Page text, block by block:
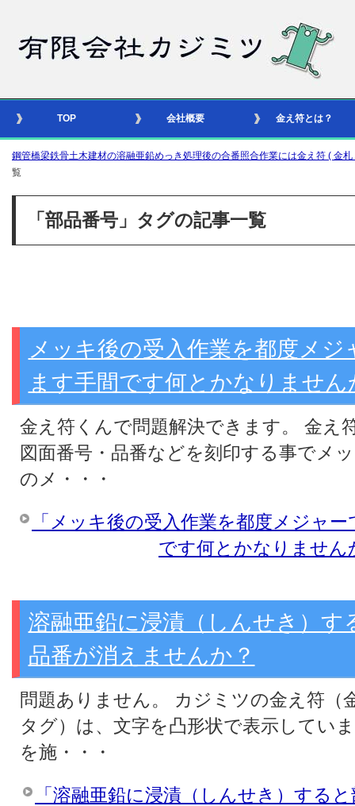
TOP 会社概要 金え符とは？
鋼管橋梁鉄骨土木建材の溶融亜鉛めっき処理後の合番照合作業には金え符 ( 金
覧
「部品番号」タグの記事一覧
メッキ後の受入作業を都度メジ
ます手間です何とかなりません
金え符くんで問題解決できます。 金え
図面番号・品番などを刻印する事でメ
のメ・・・
「メッキ後の受入作業を都度メジャ
です何とかなりません
溶融亜鉛に浸漬（しんせき）す
品番が消えませんか？
問題ありません。 カジミツの金え符（
タグ）は、文字を凸形状で表示してい
を施・・・
「溶融亜鉛に浸漬（しんせき）する